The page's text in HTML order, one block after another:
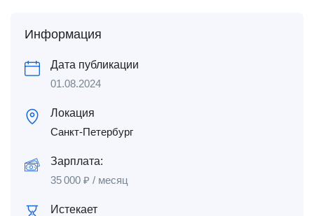
Информация
Дата публикации
01.08.2024
Локация
Санкт-Петербург
Зарплата:
35 000 ₽ / месяц
Истекает